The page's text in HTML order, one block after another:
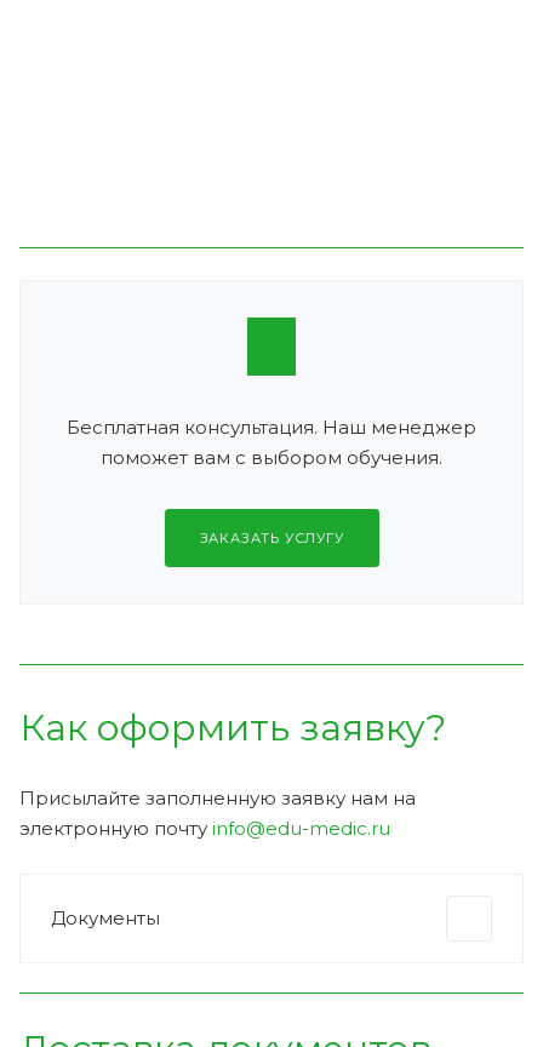
Бесплатная консультация. Наш менеджер
поможет вам с выбором обучения.
ЗАКАЗАТЬ УСЛУГУ
Как оформить заявку?
Присылайте заполненную заявку нам на
электронную почту info@edu-medic.ru
Документы